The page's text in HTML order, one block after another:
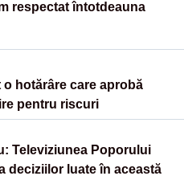
respectat întotdeauna
hotărâre care aprobă
pentru riscuri
Televiziunea Poporului
deciziilor luate în această